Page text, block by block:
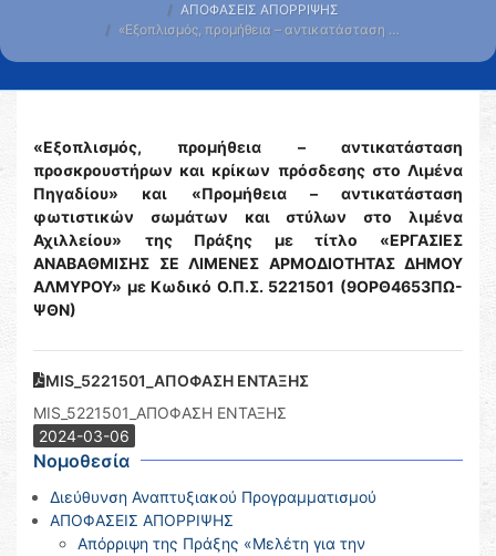
ΑΠΟΦΑΣΕΙΣ ΑΠΟΡΡΙΨΗΣ
«Εξοπλισμός, προμήθεια – αντικατάσταση …
«Εξοπλισμός, προμήθεια – αντικατάσταση
προσκρουστήρων και κρίκων πρόσδεσης στο Λιμένα
Πηγαδίου» και «Προμήθεια – αντικατάσταση
φωτιστικών σωμάτων και στύλων στο λιμένα
Αχιλλείου»
της Πράξης με τίτλο «ΕΡΓΑΣΙΕΣ
ΑΝΑΒΑΘΜΙΣΗΣ ΣΕ ΛΙΜΕΝΕΣ ΑΡΜΟΔΙΟΤΗΤΑΣ ΔΗΜΟΥ
ΑΛΜΥΡΟΥ» με Κωδικό Ο.Π.Σ. 5221501 (9ΟΡΘ4653ΠΩ-
ΨΘΝ)
MIS_5221501_ΑΠΟΦΑΣΗ ΕΝΤΑΞΗΣ
MIS_5221501_ΑΠΟΦΑΣΗ ΕΝΤΑΞΗΣ
2024-03-06
Νομοθεσία
Διεύθυνση Αναπτυξιακού Προγραμματισμού
ΑΠΟΦΑΣΕΙΣ ΑΠΟΡΡΙΨΗΣ
Απόρριψη της Πράξης «Μελέτη για την